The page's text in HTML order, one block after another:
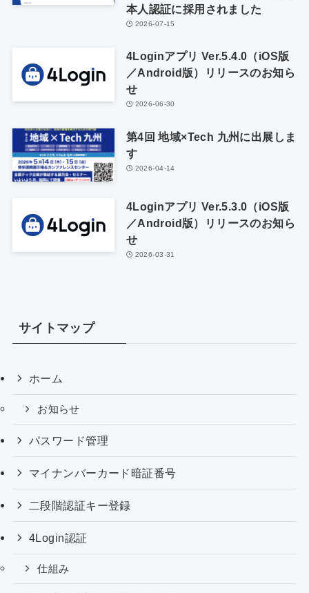
本人認証に採用されました
2026-07-15
4Loginアプリ Ver.5.4.0（iOS版
／Android版）リリースのお知ら
せ
2026-06-30
第4回 地域×Tech 九州に出展しま
す
2026-04-14
4Loginアプリ Ver.5.3.0（iOS版
／Android版）リリースのお知ら
せ
2026-03-31
サイトマップ
ホーム
お知らせ
パスワード管理
マイナンバーカード暗証番号
二段階認証キー登録
4Login認証
仕組み